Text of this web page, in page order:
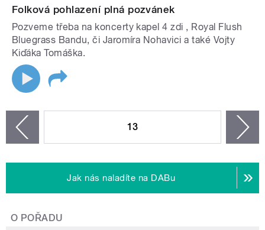
Folková pohlazení plná pozvánek
Pozveme třeba na koncerty kapel 4 zdi , Royal Flush
Bluegrass Bandu, či Jaromíra Nohavici a také Vojty
Kiďáka Tomáška.
13
Jak nás naladíte na DABu
O POŘADU